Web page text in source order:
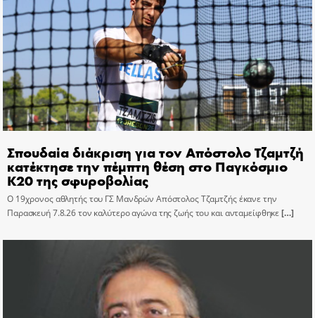
Σπουδαία διάκριση για τον Απόστολο Τζαμτζή
κατέκτησε την πέμπτη θέση στο Παγκόσμιο
Κ20 της σφυροβολίας
Ο 19χρονος αθλητής του ΓΣ Μανδρών Απόστολος Τζαμτζής έκανε την
Παρασκευή 7.8.26 τον καλύτερο αγώνα της ζωής του και ανταμείφθηκε[…]